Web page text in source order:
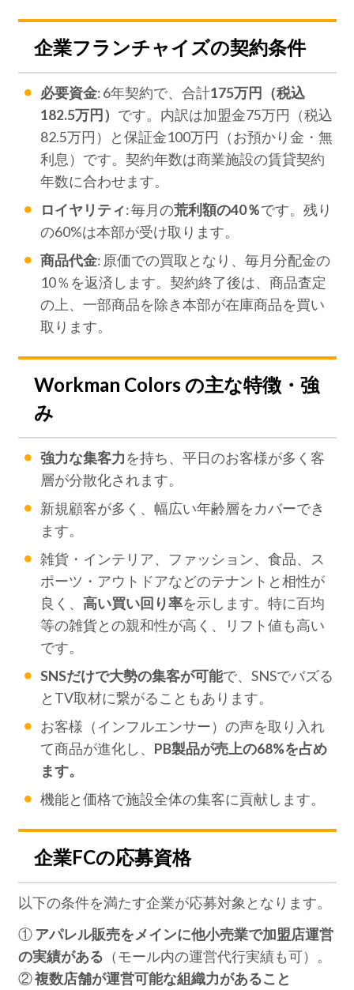
企業フランチャイズの契約条件
必要資金: 6年契約で、合計175万円（税込
182.5万円） です。内訳は加盟金75万円（税込
82.5万円）と保証金100万円（お預かり金・無
利息）です。契約年数は商業施設の賃貸契約
年数に合わせます。
ロイヤリティ: 毎月の荒利額の40％です。残り
の60%は本部が受け取ります。
商品代金: 原価での買取となり、毎月分配金の
10％を返済します。契約終了後は、商品査定
の上、一部商品を除き本部が在庫商品を買い
取ります。
Workman Colors の主な特徴・強
み
強力な集客力を持ち、平日のお客様が多く客
層が分散化されます。
新規顧客が多く、幅広い年齢層をカバーでき
ます。
雑貨・インテリア、ファッション、食品、ス
ポーツ・アウトドアなどのテナントと相性が
良く、 高い買い回り率を示します。特に百均
等の雑貨との親和性が高く、リフト値も高い
です。
SNSだけで大勢の集客が可能で、SNSでバズる
とTV取材に繋がることもあります。
お客様（インフルエンサー）の声を取り入れ
て商品が進化し、 PB製品が売上の68%を占め
ます。
機能と価格で施設全体の集客に貢献します。
企業FCの応募資格
以下の条件を満たす企業が応募対象となります。
①アパレル販売をメインに他小売業で加盟店運営
の実績がある （モール内の運営代行実績も可）。
②複数店舗が運営可能な組織力があること